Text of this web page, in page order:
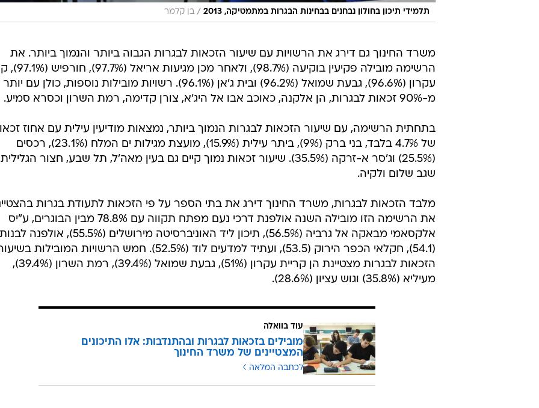
תלמידי תיכון בחולון נבחנים בבחינות הבגרות במתמטיקה, 2013 / בן קלמר
משרד החינוך גם דירג את הרשויות עם שיעור הזכאות לבגרות הגבוה ביותר והנמוך ביותר. את
הרשימה מובילה פקיעין בוקיעה (98.7%),
עקרון (96.6%), גבעת שמואל (96.2%) ובית ג'אן (96.1%). רשויות מובילות נוספות, כולן עם יותר
מ-90% זכאות לבגרות, הן אלקנה, כאוכב אבו אל היג'א, צורן קדימה, רמת השרון וכסרא סמיע.
בתחתית הרשימה, עם שיעור הזכאות לבגרות הנמוך ביותר, נמצאות מודיעין עילית עם אחוז
של 4.7% בלבד, בני ברק (9%), ביתר עילית (15.9%), מועצת מגילות ים המלח (23.1%), רכסים
(25.5%) וג'סר א-זרקה (35.5%). שיעור זכאות נמוך קיים גם בעין מאה'ל, תל שבע, חצור
שגב שלום ולקיה.
מלבד הזכאות לבגרות, משרד החינוך דירג את בתי הספר על פי הזכאות לתעודת בגרות
את הרשימה הזו מובילה השנה אולפנת דרכי נעם מפתח תקווה עם 78.8% מבין הבוגרים, ע"יס
אלקסאמי מבאקה אל גרביה (56.5%), תיכון ליד האוניברסיטה מירושלים (55.5%), אולפנה לבנות
(54.1), חקלאי הכפר הירוק (53.5), ועתיד למדעים לוד (52.5%). חמש הרשויות המובילות
הזכאות לבגרות מצטיינת הן קריית עקרון (51%), גבעת שמואל (39.4%), רמת השרון (39.4%),
מעיליא (35.8%) וגוש עציון (28.6%).
עוד בוואלה
מובילים בזכאות לבגרות ובהתנדבות: אלו התיכונים
המצטיינים של משרד החינוך
לכתבה המלאה